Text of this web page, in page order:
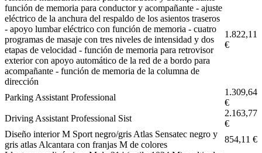
función de memoria para conductor y acompañante - ajuste
eléctrico de la anchura del respaldo de los asientos traseros
- apoyo lumbar eléctrico con función de memoria - cuatro
programas de masaje con tres niveles de intensidad y dos
etapas de velocidad - función de memoria para retrovisor
exterior con apoyo automático de la red de a bordo para
acompañante - función de memoria de la columna de
dirección
1.822,11
€
Parking Assistant Professional
1.309,64
€
Driving Assistant Professional Sist
2.163,77
€
Diseño interior M Sport negro/gris Atlas Sensatec negro y
gris atlas Alcantara con franjas M de colores
854,11 €